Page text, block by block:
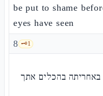
be put to shame
eyes have seen
8 🗝️1
בהכלים אתך